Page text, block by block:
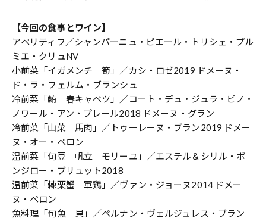
【今回の食事とワイン】
アペリティフ／シャンパーニュ・ピエール・トリシェ・プル
ミエ・クリュNV
小前菜「イガメンチ 筍」／カシ・ロゼ2019 ドメーヌ・
ド・ラ・フェルム・ブランシュ
冷前菜「鮪 春キャベツ」／コート・デュ・ジュラ・ピノ・
ノワール・アン・プレール2018 ドメーヌ・グラン
冷前菜「山菜 馬肉」／トゥーレーヌ・ブラン2019 ドメー
ヌ・オー・ペロン
温前菜「旬豆 帆立 モリーユ」／エステル＆シリル・ボ
ンジロー・ブリュット2018
温前菜「棘栗蟹 軍鶏」／ヴァン・ジョーヌ2014 ドメー
ヌ・ペロン
魚料理「旬魚 貝」／ペルナン・ヴェルジュレス・ブラン